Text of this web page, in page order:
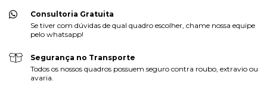
Consultoria Gratuita
Se tiver com dúvidas de qual quadro escolher, chame nossa equipe
pelo whatsapp!
Segurança no Transporte
Todos os nossos quadros possuem seguro contra roubo, extravio ou
avaria.